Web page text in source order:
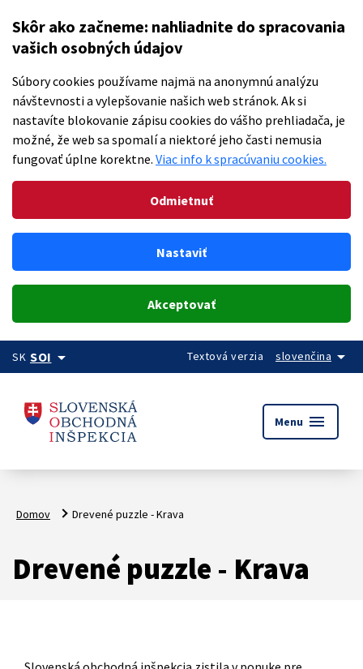
Skôr ako začneme: nahliadnite do spracovania
vašich osobných údajov
Súbory cookies používame najmä na anonymnú analýzu
návštevnosti a vylepšovanie našich web stránok. Ak si
nastavíte blokovanie zápisu cookies do vášho prehliadača, je
možné, že web sa spomalí a niektoré jeho časti nemusia
fungovať úplne korektne. Viac info k spracúvaniu cookies.
Odmietnuť
Nastaviť
Akceptovať
SK SOIarrow_drop_down Textová verzia slovenčina arrow_drop_down
Menu menu
Domov Drevené puzzle - Krava
Drevené puzzle - Krava